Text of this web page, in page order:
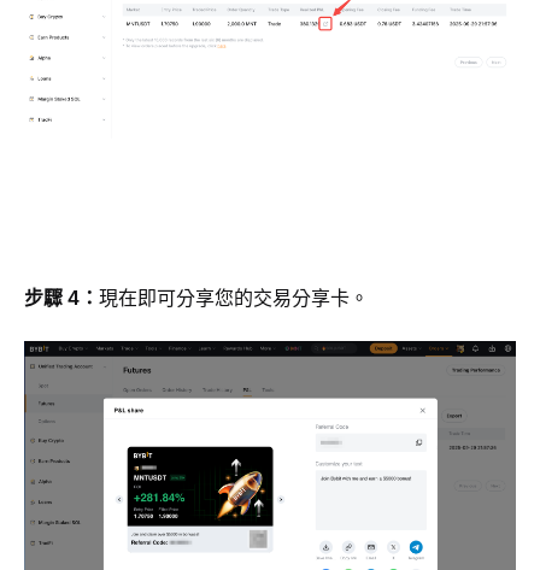
步驟 4： 現在即可分享您的交易分享卡。